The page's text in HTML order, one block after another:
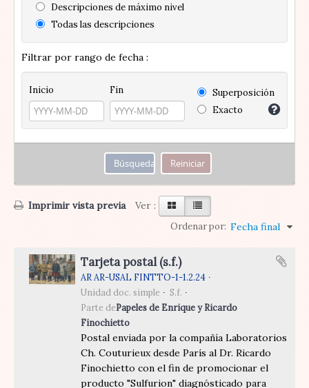
Descripciones de máximo nivel
Todas las descripciones
Filtrar por rango de fecha :
Inicio Fin
Superposición
Exacto
Imprimir vista previa Ver :
Ordenar por: Fecha final
Tarjeta postal (s.f.)
AR AR-USAL FINTTO-1-1.2.24
Unidad doc. simple
S.f.
Parte dePapeles de Enrique y Ricardo
Finochietto
Postal enviada por la compañía Laboratorios
Ch. Couturieux desde París al Dr. Ricardo
Finochietto con el fin de promocionar el
producto "Sulfurion" diagnósticado para